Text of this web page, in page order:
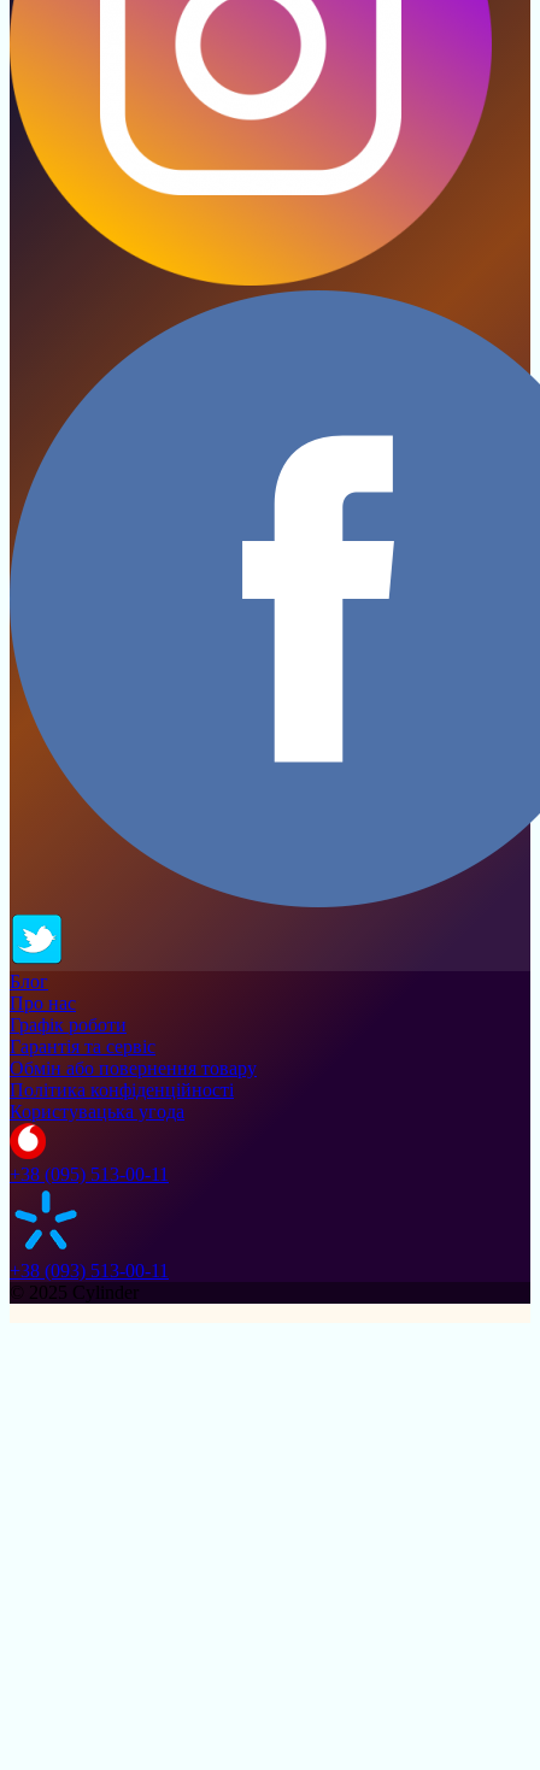
Блог
Про нас
Графік роботи
Гарантія та сервіс
Обмін або повернення товару
Політика конфіденційності
Користувацька угода
+38 (095) 513-00-11
+38 (093) 513-00-11
© 2025 Cylinder